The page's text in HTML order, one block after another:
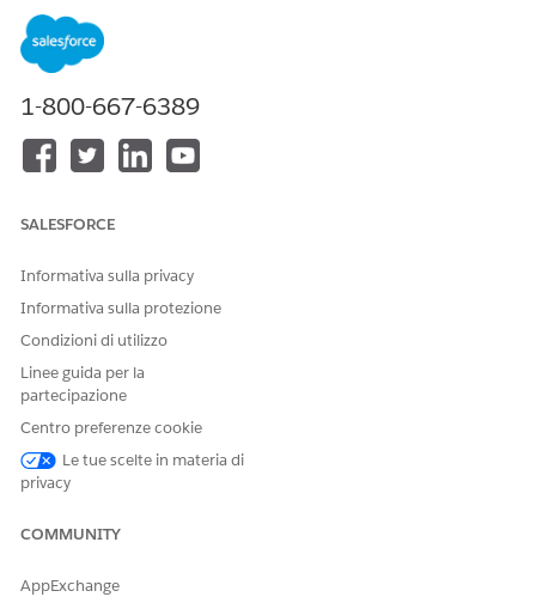
QUESTO ARTICOLO HA RISOLTO IL PROBLEMA?
1-800-667-6389
SALESFORCE
Informativa sulla privacy
Informativa sulla protezione
Condizioni di utilizzo
Linee guida per la
partecipazione
Centro preferenze cookie
Le tue scelte in materia di
privacy
COMMUNITY
AppExchange